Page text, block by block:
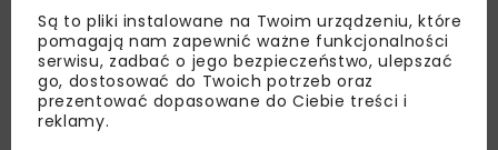
Lubisz wiedzieć więcej?
Zapisz się do newslettera aby otrzymywać od
Są to pliki instalowane na Twoim urządzeniu, które
pomagają nam zapewnić ważne funkcjonalności
serwisu, zadbać o jego bezpieczeństwo, ulepszać
go, dostosować do Twoich potrzeb oraz
prezentować dopasowane do Ciebie treści i
reklamy.